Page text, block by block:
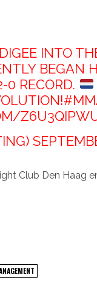
INTO
BEGAN
0 RECORD.
Club Den Haag